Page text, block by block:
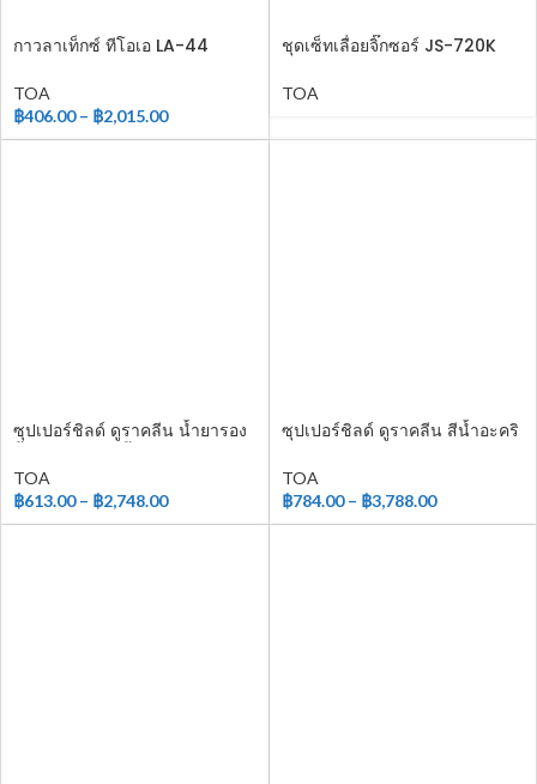
กาวลาเท็กซ์ ทีโอเอ LA-44
TOA
฿406.00 – ฿2,015.00
ชุดเซ็ทเลื่อยจิ๊กซอร์ JS-720K
TOA
ซุปเปอร์ชิลด์ ดูราคลีน น้ำยารอง
TOA
฿613.00 – ฿2,748.00
ซุปเปอร์ชิลด์ ดูราคลีน สีน้ำอะคริ
TOA
฿784.00 – ฿3,788.00